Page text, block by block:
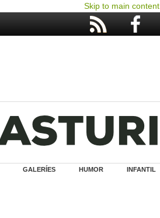
Skip to main content
GALERÍES HUMOR INFANTIL